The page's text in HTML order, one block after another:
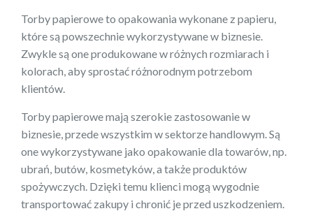
Torby papierowe to opakowania wykonane z papieru,
które są powszechnie wykorzystywane w biznesie.
Zwykle są one produkowane w różnych rozmiarach i
kolorach, aby sprostać różnorodnym potrzebom
klientów.
Torby papierowe mają szerokie zastosowanie w
biznesie, przede wszystkim w sektorze handlowym. Są
one wykorzystywane jako opakowanie dla towarów, np.
ubrań, butów, kosmetyków, a także produktów
spożywczych. Dzięki temu klienci mogą wygodnie
transportować zakupy i chronić je przed uszkodzeniem.